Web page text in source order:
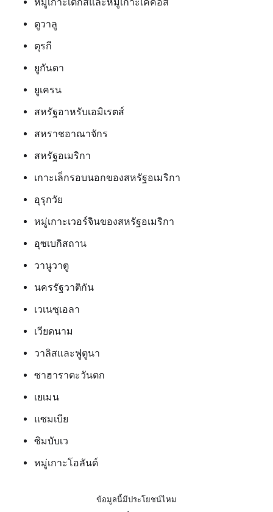
ตูวาลู
ตุรกี
ยูกันดา
ยูเครน
สหรัฐอาหรับเอมิเรตส์
สหราชอาณาจักร
สหรัฐอเมริกา
เกาะเล็กรอบนอกของสหรัฐอเมริกา
อุรุกวัย
หมู่เกาะเวอร์จินของสหรัฐอเมริกา
อุซเบกิสถาน
วานูวาตู
นครรัฐวาติกัน
เวเนซุเอลา
เวียดนาม
วาลิสและฟูตูนา
ซาฮาราตะวันตก
เยเมน
แซมเบีย
ซิมบับเว
หมู่เกาะโอลันด์
ข้อมูลนี้มีประโยชน์ไหม